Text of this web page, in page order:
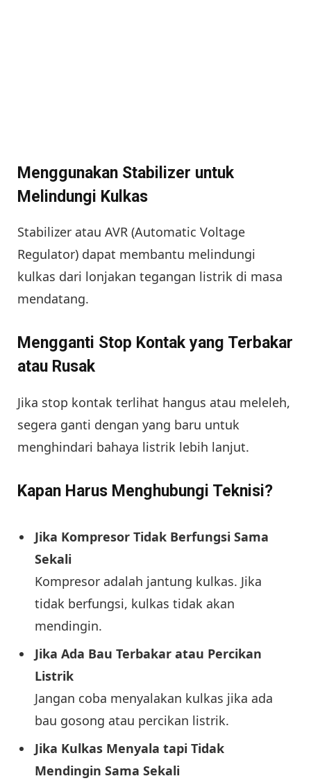
Menggunakan Stabilizer untuk
Melindungi Kulkas
Stabilizer atau AVR (Automatic Voltage
Regulator) dapat membantu melindungi
kulkas dari lonjakan tegangan listrik di masa
mendatang.
Mengganti Stop Kontak yang Terbakar
atau Rusak
Jika stop kontak terlihat hangus atau meleleh,
segera ganti dengan yang baru untuk
menghindari bahaya listrik lebih lanjut.
Kapan Harus Menghubungi Teknisi?
Jika Kompresor Tidak Berfungsi Sama
Sekali
Kompresor adalah jantung kulkas. Jika
tidak berfungsi, kulkas tidak akan
mendingin.
Jika Ada Bau Terbakar atau Percikan
Listrik
Jangan coba menyalakan kulkas jika ada
bau gosong atau percikan listrik.
Jika Kulkas Menyala tapi Tidak
Mendingin Sama Sekali